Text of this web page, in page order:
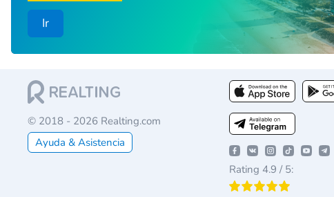
Ir
© 2018 - 2026 Realting.com
Ayuda & Asistencia
Rating 4.9 / 5: